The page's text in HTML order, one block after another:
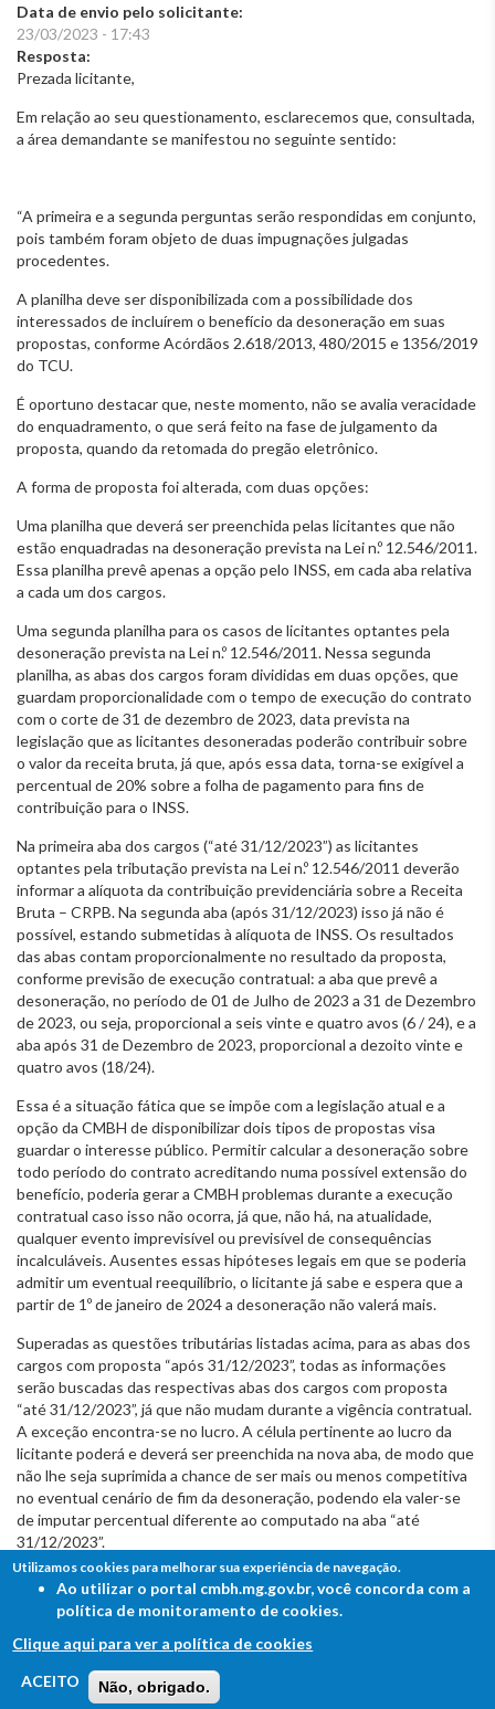
Data de envio pelo solicitante:
23/03/2023 - 17:43
Resposta:
Prezada licitante,
Em relação ao seu questionamento, esclarecemos que, consultada,
a área demandante se manifestou no seguinte sentido:
“A primeira e a segunda perguntas serão respondidas em conjunto,
pois também foram objeto de duas impugnações julgadas
procedentes.
A planilha deve ser disponibilizada com a possibilidade dos
interessados de incluírem o benefício da desoneração em suas
propostas, conforme Acórdãos 2.618/2013, 480/2015 e 1356/2019
do TCU.
É oportuno destacar que, neste momento, não se avalia veracidade
do enquadramento, o que será feito na fase de julgamento da
proposta, quando da retomada do pregão eletrônico.
A forma de proposta foi alterada, com duas opções:
Uma planilha que deverá ser preenchida pelas licitantes que não
estão enquadradas na desoneração prevista na Lei n.º 12.546/2011.
Essa planilha prevê apenas a opção pelo INSS, em cada aba relativa
a cada um dos cargos.
Uma segunda planilha para os casos de licitantes optantes pela
desoneração prevista na Lei n.º 12.546/2011. Nessa segunda
planilha, as abas dos cargos foram divididas em duas opções, que
guardam proporcionalidade com o tempo de execução do contrato
com o corte de 31 de dezembro de 2023, data prevista na
legislação que as licitantes desoneradas poderão contribuir sobre
o valor da receita bruta, já que, após essa data, torna-se exigível a
percentual de 20% sobre a folha de pagamento para fins de
contribuição para o INSS.
Na primeira aba dos cargos (“até 31/12/2023”) as licitantes
optantes pela tributação prevista na Lei n.º 12.546/2011 deverão
informar a alíquota da contribuição previdenciária sobre a Receita
Bruta – CRPB. Na segunda aba (após 31/12/2023) isso já não é
possível, estando submetidas à alíquota de INSS. Os resultados
das abas contam proporcionalmente no resultado da proposta,
conforme previsão de execução contratual: a aba que prevê a
desoneração, no período de 01 de Julho de 2023 a 31 de Dezembro
de 2023, ou seja, proporcional a seis vinte e quatro avos (6 / 24), e a
aba após 31 de Dezembro de 2023, proporcional a dezoito vinte e
quatro avos (18/24).
Essa é a situação fática que se impõe com a legislação atual e a
opção da CMBH de disponibilizar dois tipos de propostas visa
guardar o interesse público. Permitir calcular a desoneração sobre
todo período do contrato acreditando numa possível extensão do
benefício, poderia gerar a CMBH problemas durante a execução
contratual caso isso não ocorra, já que, não há, na atualidade,
qualquer evento imprevisível ou previsível de consequências
incalculáveis. Ausentes essas hipóteses legais em que se poderia
admitir um eventual reequilíbrio, o licitante já sabe e espera que a
partir de 1º de janeiro de 2024 a desoneração não valerá mais.
Superadas as questões tributárias listadas acima, para as abas dos
cargos com proposta “após 31/12/2023”, todas as informações
serão buscadas das respectivas abas dos cargos com proposta
“até 31/12/2023”, já que não mudam durante a vigência contratual.
A exceção encontra-se no lucro. A célula pertinente ao lucro da
licitante poderá e deverá ser preenchida na nova aba, de modo que
não lhe seja suprimida a chance de ser mais ou menos competitiva
no eventual cenário de fim da desoneração, podendo ela valer-se
de imputar percentual diferente ao computado na aba “até
31/12/2023”.
Serão fornecidas planilhas corrigidas para os licitantes, podendo
ser solicitados documentos adicionais do licitante vencededor para
que comprove seu enquadramento.
6.6.8.4, relativos a horas extras e adicional noturno estão previstas
FALE COM A CÂMARA
Ouvidoria - Lei de Acesso à Informação
Utilizamos cookies para melhorar sua experiência de navegação.
Ao utilizar o portal cmbh.mg.gov.br, você concorda com a
política de monitoramento de cookies.
Clique aqui para ver a política de cookies
ACEITO
Não, obrigado.